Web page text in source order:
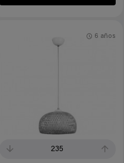
235
6 años